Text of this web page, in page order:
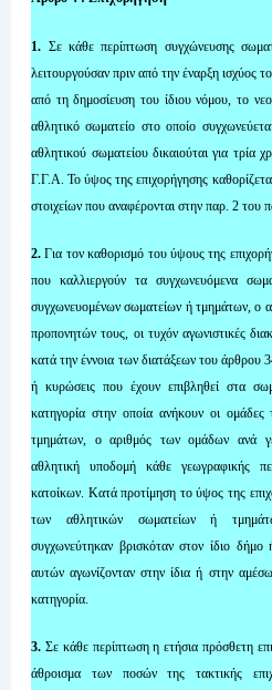
1. Σε κάθε περίπτωση συγχώνευσης
λειτουργούσαν πριν από την έναρξη ισχύος
από τη δημοσίευση του ίδιου νόμου, το
αθλητικό σωματείο στο οποίο
αθλητικού σωματείου δικαιούται για τρία
Γ.Γ.Α. Το ύψος της επιχορήγησης
στοιχείων που αναφέρονται στην παρ. 2 του
2.Για τον καθορισμό του ύψους της
που καλλιεργούν τα συγχωνευόμενα
συγχωνευομένων σωματείων ή τμημάτων, ο
προπονητών τους, οι τυχόν αγωνιστικές
κατά την έννοια των διατάξεων του άρθρου
ή κυρώσεις που έχουν επιβληθεί στα
κατηγορία στην οποία ανήκουν οι
τμημάτων, ο αριθμός των ομάδων ανά
αθλητική υποδομή κάθε γεωγραφικής
κατοίκων. Κατά προτίμηση το ύψος της
των αθλητικών σωματείων ή
συγχωνεύτηκαν βρισκόταν στον ίδιο
αυτών αγωνίζονταν στην ίδια ή στην
κατηγορία.
3. Σε κάθε περίπτωση η ετήσια πρόσθετη
άθροισμα των ποσών της τακτικής